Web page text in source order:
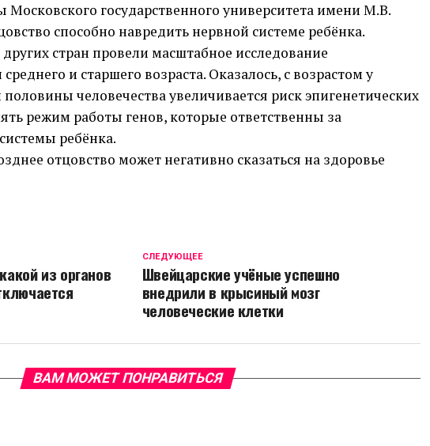
государственного университета имени М.В.
способно навредить нервной системе ребёнка.
стран провели масштабное исследование
и старшего возраста. Оказалось, с возрастом у
человечества увеличивается риск эпигенетических
режим работы генов, которые ответственны за
ребёнка.
отцовство может негативно сказаться на здоровье
CЛЕДУЮЩЕЕ
Швейцарские учёные успешно
внедрили в крысиный мозг
человеческие клетки
из органов
ВАМ МОЖЕТ ПОНРАВИТЬСЯ